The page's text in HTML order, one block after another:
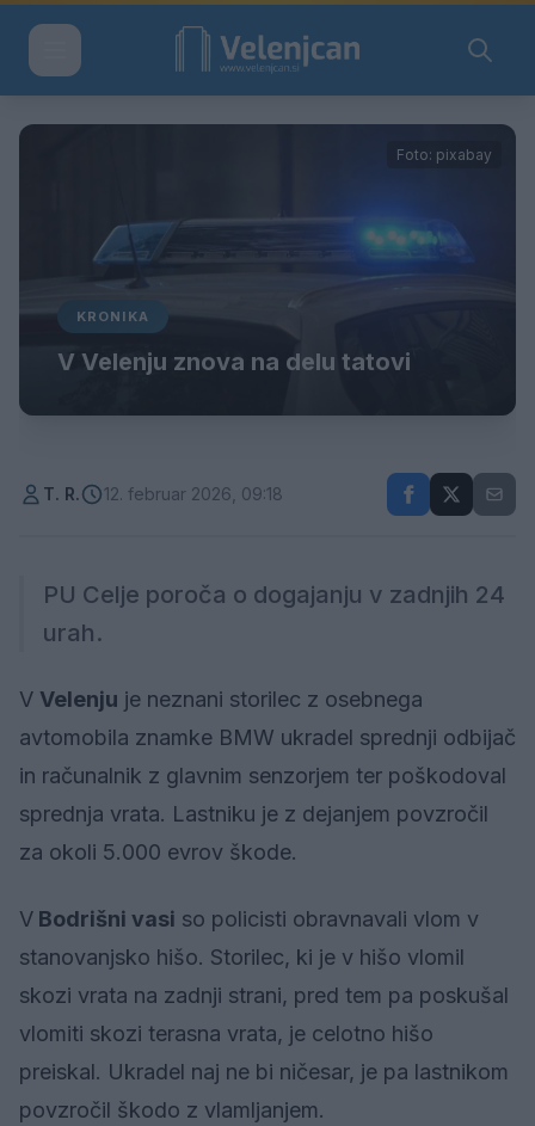
Foto: pixabay
KRONIKA
V Velenju znova na delu tatovi
T. R. 12. februar 2026, 09:18
PU Celje poroča o dogajanju v zadnjih 24
urah.
V Velenju je neznani storilec z osebnega
avtomobila znamke BMW ukradel sprednji odbijač
in računalnik z glavnim senzorjem ter poškodoval
sprednja vrata. Lastniku je z dejanjem povzročil
za okoli 5.000 evrov škode.
V Bodrišni vasi so policisti obravnavali vlom v
stanovanjsko hišo. Storilec, ki je v hišo vlomil
skozi vrata na zadnji strani, pred tem pa poskušal
vlomiti skozi terasna vrata, je celotno hišo
preiskal. Ukradel naj ne bi ničesar, je pa lastnikom
povzročil škodo z vlamljanjem.